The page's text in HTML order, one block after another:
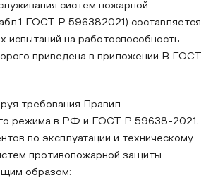
систем пожарной
ГОСТ Р 596382021) составляется
испытаний на работоспособность
приведена в приложении В ГОСТ
требования Правил
режима в РФ и ГОСТ Р 59638-2021,
по эксплуатации и техническому
противопожарной защиты
образом: